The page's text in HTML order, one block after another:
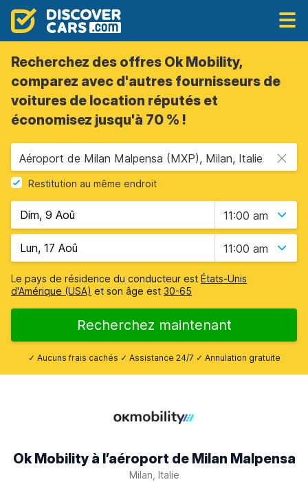
Recherchez des offres Ok Mobility,
comparez avec d'autres fournisseurs de
voitures de location réputés et
économisez jusqu'à 70 % !
Aéroport de Milan Malpensa (MXP), Milan, Italie
Restitution au même endroit
11:00 am
11:00 am
Le pays de résidence du conducteur est États-Unis
d'Amérique (USA) et son âge est 30-65
Recherchez maintenant
✓ Aucuns frais cachés ✓ Assistance 24/7 ✓ Annulation gratuite
Ok Mobility à l’aéroport de Milan Malpensa
Milan, Italie